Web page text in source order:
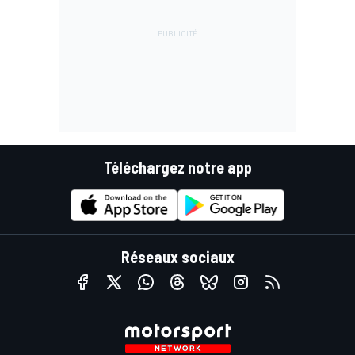
Téléchargez notre app
Réseaux sociaux